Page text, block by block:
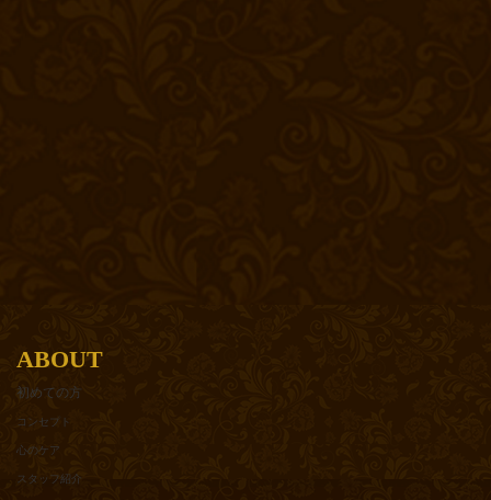
ABOUT
初めての方
コンセプト
心のケア
スタッフ紹介